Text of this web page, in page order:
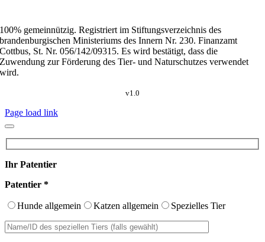
100% gemeinnützig. Registriert im Stiftungsverzeichnis des
brandenburgischen Ministeriums des Innern Nr. 230. Finanzamt
Cottbus, St. Nr. 056/142/09315. Es wird bestätigt, dass die
Zuwendung zur Förderung des Tier- und Naturschutzes verwendet
wird.
v1.0
Page load link
Ihr Patentier
Patentier *
Hunde allgemein Katzen allgemein Spezielles Tier